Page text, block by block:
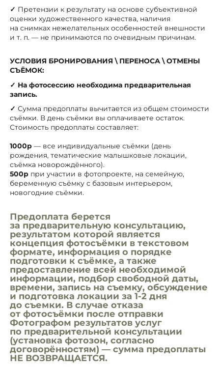
✓ Претензии к результату на основе субъективной
оценки художественного качества, наличия
на снимках нежелательных особенностей внешности
и т. п. — не принимаются по очевидным причинам.
УСЛОВИЯ БРОНИРОВАНИЯ \ ПЕРЕНОСА \ ОТМЕНЫ
СЪЁМОК:
✓ На фотосессию необходима предварительная
запись.
✓ Сумма предоплаты вычитается из общем стоимости
съёмки. В день съёмки вы оплачиваете остаток.
Стоимость предоплаты составляет:
1000р — все индивидуальные съёмки (день
рождения, тематические малышковые локации,
съёмка новорождённого).
500р при участии в фотопроекте, на семейную,
беременную съёмку с базовым интерьером,
новогодние съёмки.
Предоплата берется
за предварительную консультацию,
результатом которой является
концепция фотосъёмки в текстовом
формате, информация о порядке
подготовки к съёмке, а также
предоставление всей необходимой
информации, подбор свободной даты,
времени, запись на съемку, обсуждение
и подготовка локации за 1-2 дня
до съемки. В случае отказа
от фотосъёмки после отправки
Фотографом результатов услуг
по предварительной консультации
(установка фотозон, согласно
договорённостям) — сумма предоплаты
НЕ ВОЗВРАЩАЕТСЯ.